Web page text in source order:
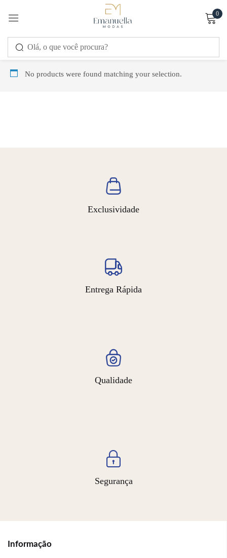
0
No products were found matching your selection.
Exclusividade
Entrega Rápida
Qualidade
Segurança
Informação
Sign in
CREATE AN ACCOUNT